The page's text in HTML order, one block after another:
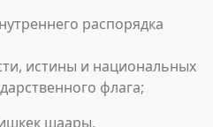
распорядка
истины и национальных
флага;
шаары,